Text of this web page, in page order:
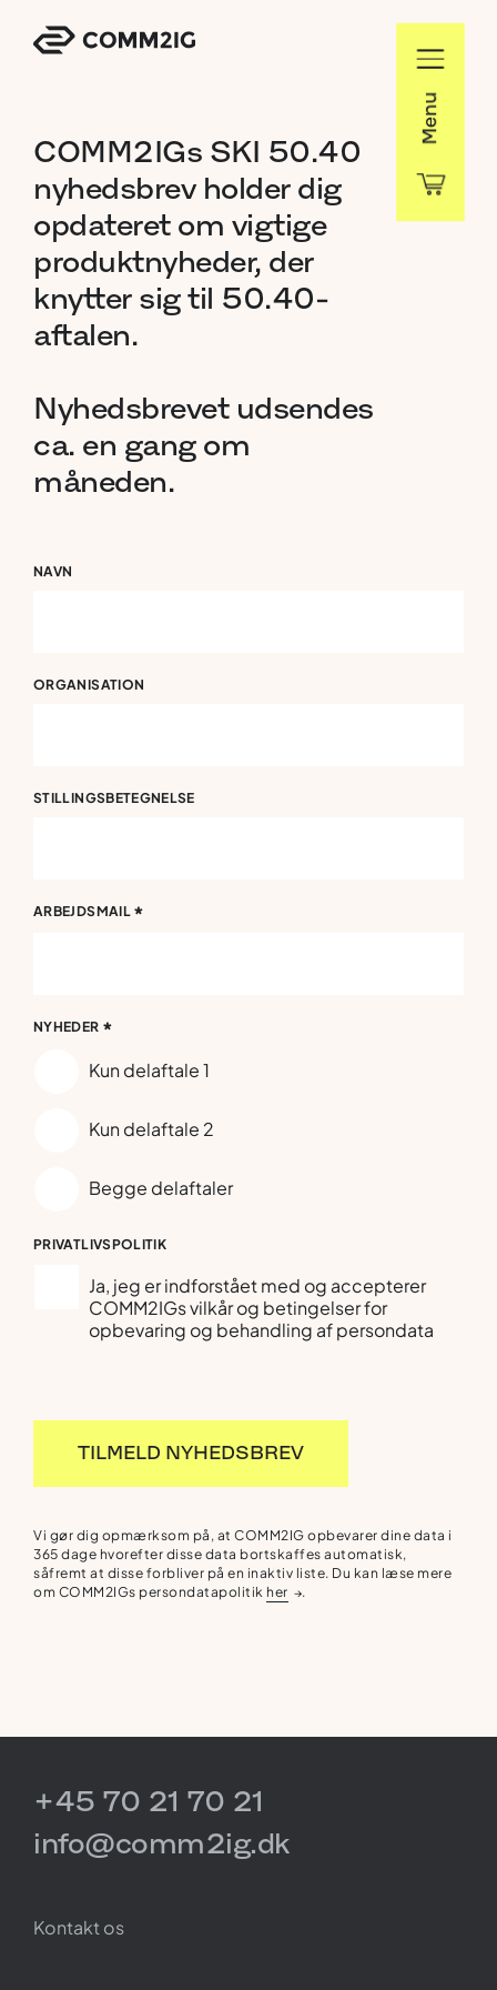
Menu
COMM2IGs SKI 50.40
nyhedsbrev holder dig
opdateret om vigtige
produktnyheder, der
knytter sig til 50.40-
aftalen.
Nyhedsbrevet udsendes
ca. en gang om
måneden.
NAVN
ORGANISATION
STILLINGSBETEGNELSE
ARBEJDSMAIL *
NYHEDER *
Kun delaftale 1
Kun delaftale 2
Begge delaftaler
PRIVATLIVSPOLITIK
Ja, jeg er indforstået med og accepterer
COMM2IGs vilkår og betingelser for
opbevaring og behandling af persondata
TILMELD NYHEDSBREV
Vi gør dig opmærksom på, at COMM2IG opbevarer dine data i
365 dage hvorefter disse data bortskaffes automatisk,
såfremt at disse forbliver på en inaktiv liste. Du kan læse mere
om COMM2IGs persondatapolitik her →.
+45 70 21 70 21
info@comm2ig.dk
Kontakt os